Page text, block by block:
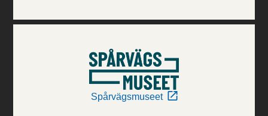
Spårvägsmuseet